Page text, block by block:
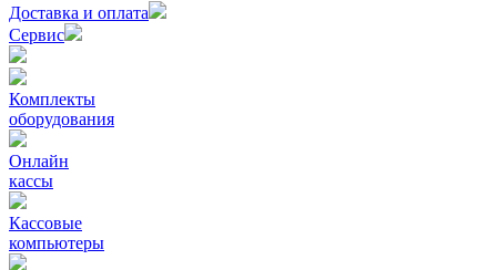
Доставка и оплата
Сервис
Комплекты
оборудования
Онлайн
кассы
Кассовые
компьютеры